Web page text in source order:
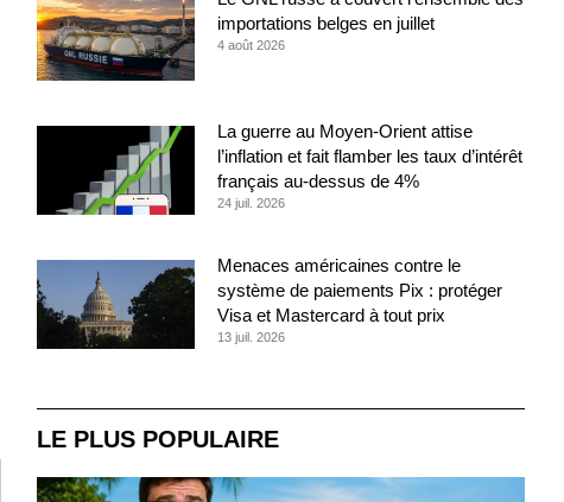
importations belges en juillet
4 août 2026
La guerre au Moyen-Orient attise
l’inflation et fait flamber les taux d’intérêt
français au-dessus de 4%
24 juil. 2026
Menaces américaines contre le
système de paiements Pix : protéger
Visa et Mastercard à tout prix
13 juil. 2026
LE PLUS POPULAIRE